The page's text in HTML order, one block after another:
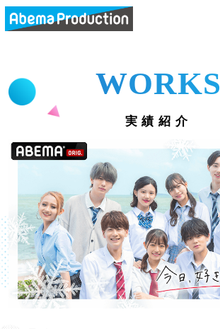
WORKS
実績紹介